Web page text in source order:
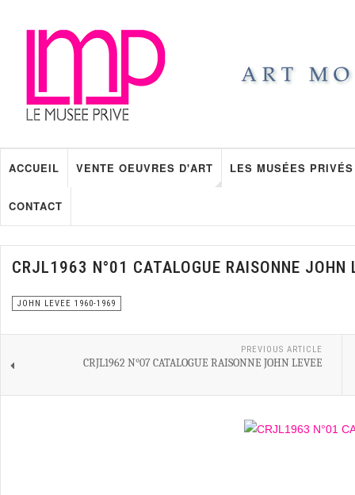
ACCUEIL VENTE OEUVRES D'ART LES MUSÉES PRIVÉS
CONTACT
CRJL1963 N°01 CATALOGUE RAISONNE JOHN
JOHN LEVEE 1960-1969
PREVIOUS ARTICLE
CRJL1962 N°07 CATALOGUE RAISONNE JOHN LEVEE